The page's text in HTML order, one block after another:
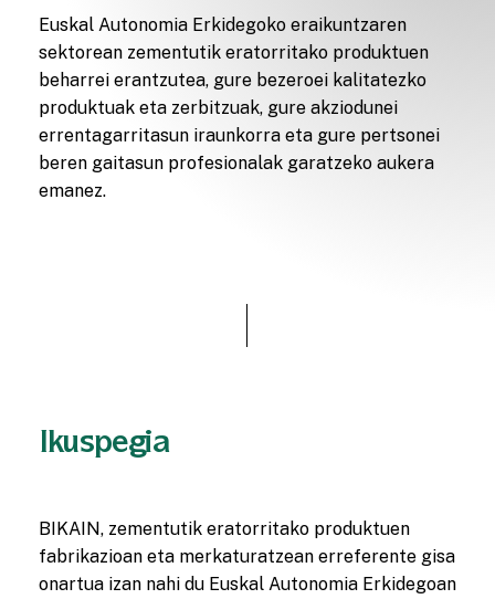
Euskal Autonomia Erkidegoko eraikuntzaren
sektorean zementutik eratorritako produktuen
beharrei erantzutea, gure bezeroei kalitatezko
produktuak eta zerbitzuak, gure akziodunei
errentagarritasun iraunkorra eta gure pertsonei
beren gaitasun profesionalak garatzeko aukera
emanez.
Ikuspegia
BIKAIN, zementutik eratorritako produktuen
fabrikazioan eta merkaturatzean erreferente gisa
onartua izan nahi du Euskal Autonomia Erkidegoan